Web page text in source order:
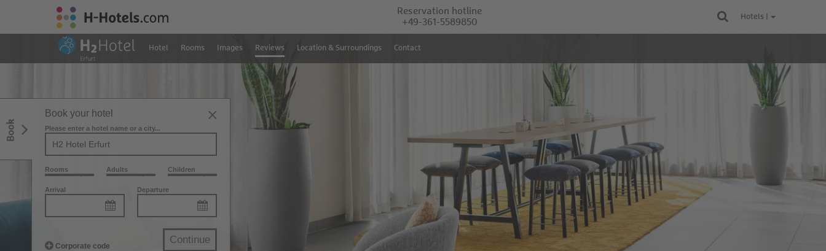
Reservation hotline
+49-361-5589850
Hotels |
Hotel Rooms Images Reviews Location & Surroundings Contact
Book
Book your hotel
Please enter a hotel name or a city...
Rooms Adults Children
Arrival Departure
Corporate code
Continue